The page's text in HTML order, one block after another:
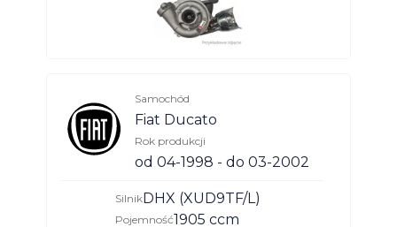
Samochód
Fiat Ducato
Rok produkcji
od 04-1998 - do 03-2002
SilnikDHX (XUD9TF/L)
Pojemność1905 ccm